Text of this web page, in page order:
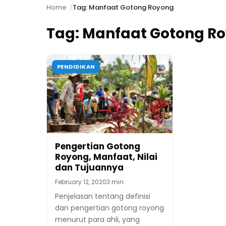
Home Tag: Manfaat Gotong Royong
Tag: Manfaat Gotong
PENDIDIKAN
Pengertian Gotong
Royong, Manfaat, Nilai
dan Tujuannya
February 12, 20203 min
Penjelasan tentang definisi
dan pengertian gotong royong
menurut para ahli, yang